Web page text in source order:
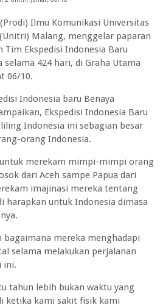
Ilmu Komunikasi Universitas
Malang, menggelar paparan
Ekspedisi Indonesia Baru
424 hari, di Graha Utama
06/10.
Indonesia baru Benaya
Ekspedisi Indonesia Baru
Indonesia ini sebagian besar
orang Indonesia.
merekam mimpi-mimpi orang
dari Aceh sampe Papua dari
imajinasi mereka tentang
harapkan untuk Indonesia dimasa
bagaimana mereka menghadapi
selama melakukan perjalanan
ini.
tahun lebih bukan waktu yang
ketika kami sakit fisik kami